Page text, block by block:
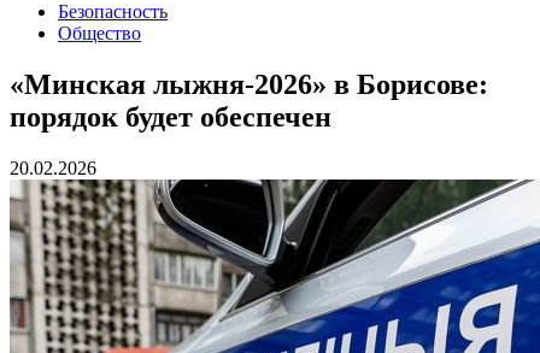
Безопасность
Общество
«Минская лыжня-2026» в Борисове:
порядок будет обеспечен
20.02.2026